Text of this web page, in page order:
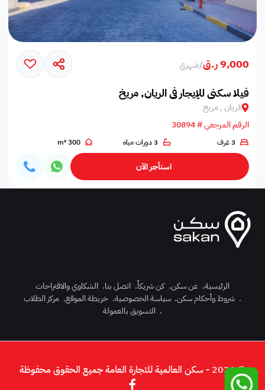
9,000 ر.ق /شهري
فيلا سكني للإيجار في الريان, مريخ‎
الريان , مريخ‎
الرقم المرجعي # 30894
3 غرف 3 دورات مياه 300 m²
استأجر الآن
الرئيسية. عن سكن. كن شريكاً. اتصل بنا. الشكاوي والاقتراحات
. شروط وأحكام سكن. سياسة الخصوصية. خريطة الموقع. مركز الطلاب
. التسويق بالعمولة
© 2026 - سكن العالمية للتجارة العامة جميع الحقوق محفوظة